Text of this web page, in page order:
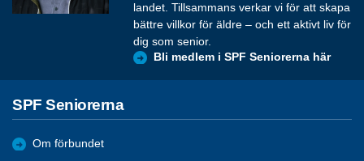
landet. Tillsammans verkar vi för att skapa
bättre villkor för äldre – och ett aktivt liv för
dig som senior.
Bli medlem i SPF Seniorerna här
SPF Seniorerna
Om förbundet